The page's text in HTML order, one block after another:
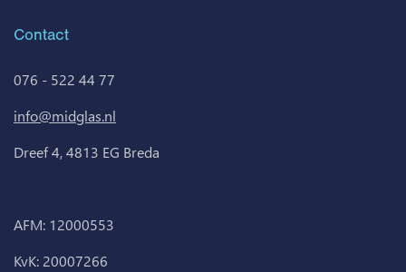
Contact
076 - 522 44 77
info@midglas.nl
Dreef 4, 4813 EG Breda
AFM: 12000553
KvK: 20007266